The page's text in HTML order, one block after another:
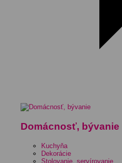
Domácnosť, bývanie
Kuchyňa
Dekorácie
Stolovanie, servírovanie